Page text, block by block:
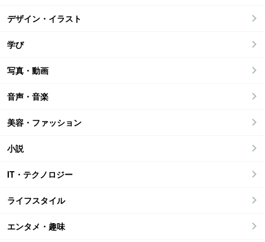
デザイン・イラスト
学び
写真・動画
音声・音楽
美容・ファッション
小説
IT・テクノロジー
ライフスタイル
エンタメ・趣味